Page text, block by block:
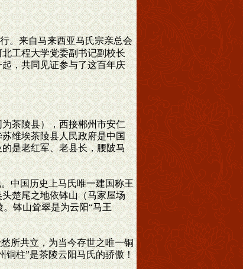
。来自马来西亚马氏宗亲总会
工程大学党委副书记副校长
，共同见证参与了这百年庆
茶陵县），西接郴州市安仁
维埃茶陵县人民政府是中国
是老红军、老县长，腰陂马
中国历史上马氏唯一建国称王
楚尾之地依钵山（马家屋场
钵山耸翠是为云阳“马王
所共立，为当今存世之唯一铜
铜柱”是茶陵云阳马氏的骄傲！